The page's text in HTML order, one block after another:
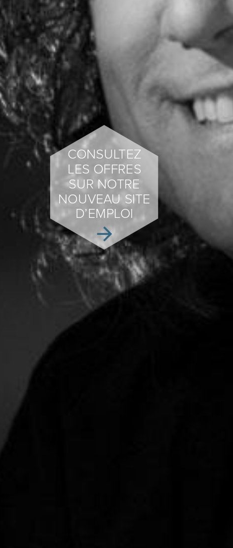
CONSULTEZ
LES OFFRES
SUR NOTRE
NOUVEAU SITE
D’EMPLOI